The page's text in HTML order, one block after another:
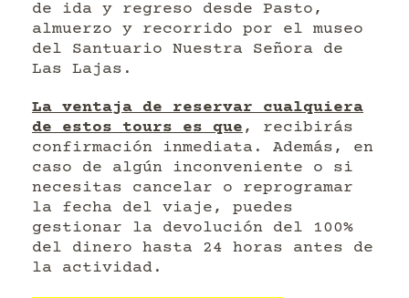
de ida y regreso desde Pasto,
almuerzo y recorrido por el museo
del Santuario Nuestra Señora de
Las Lajas.
La ventaja de reservar cualquiera
de estos tours es que , recibirás
confirmación inmediata. Además, en
caso de algún inconveniente o si
necesitas cancelar o reprogramar
la fecha del viaje, puedes
gestionar la devolución del 100%
del dinero hasta 24 horas antes de
la actividad.